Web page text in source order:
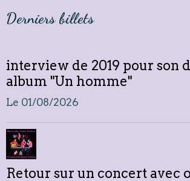
Derniers billets
interview de 2019 pour son
album "Un homme"